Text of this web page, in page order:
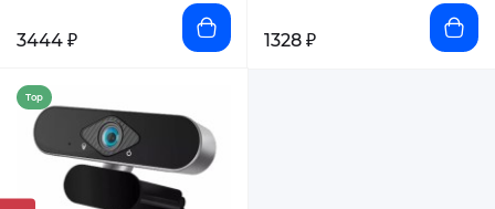
3444 ₽ 1328 ₽
Top